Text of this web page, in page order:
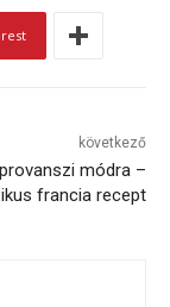
következő
módra –
francia recept